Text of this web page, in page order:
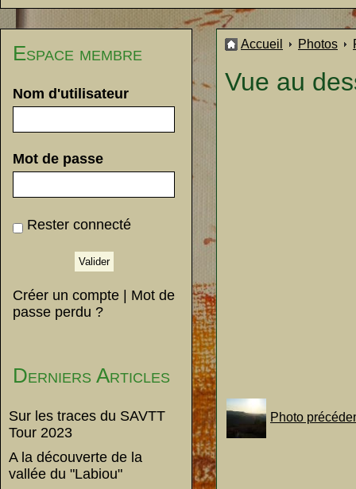
Espace membre
Nom d'utilisateur
Mot de passe
Rester connecté
Créer un compte
Mot de
passe perdu ?
Derniers Articles
Sur les traces du SAVTT
Tour 2023
A la découverte de la
vallée du "Labiou"
Accueil Photos
Vue au
Photo